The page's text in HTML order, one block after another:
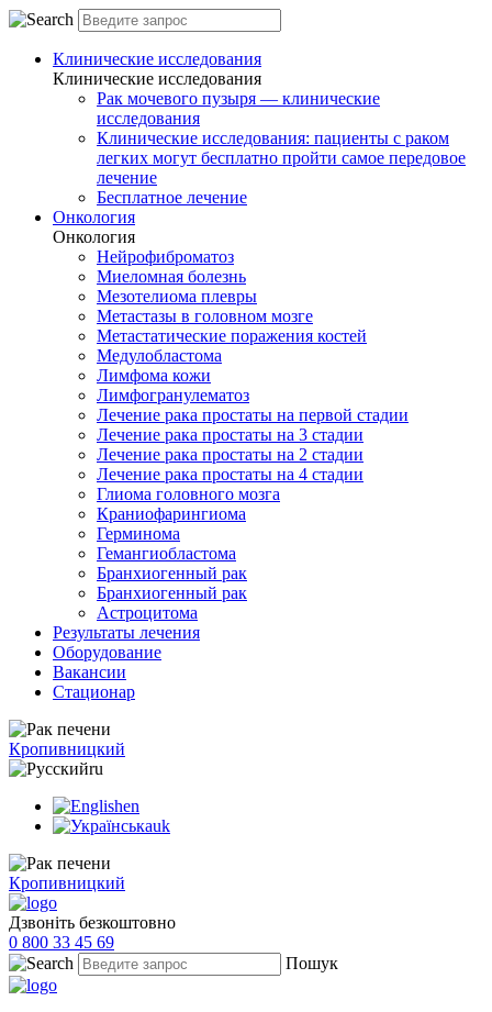
Клинические исследования
Клинические исследования
Рак мочевого пузыря — клинические
исследования
Клинические исследования: пациенты с раком
легких могут бесплатно пройти самое передовое
лечение
Бесплатное лечение
Онкология
Онкология
Нейрофиброматоз
Миеломная болезнь
Мезотелиома плевры
Метастазы в головном мозге
Метастатические поражения костей
Медулобластома
Лимфома кожи
Лимфогранулематоз
Лечение рака простаты на первой стадии
Лечение рака простаты на 3 стадии
Лечение рака простаты на 2 стадии
Лечение рака простаты на 4 стадии
Глиома головного мозга
Краниофарингиома
Герминома
Гемангиобластома
Бранхиогенный рак
Бранхиогенный рак
Астроцитома
Результаты лечения
Оборудование
Вакансии
Стационар
Кропивницкий
ru
en
uk
Кропивницкий
Дзвоніть безкоштовно
0 800 33 45 69
Пошук